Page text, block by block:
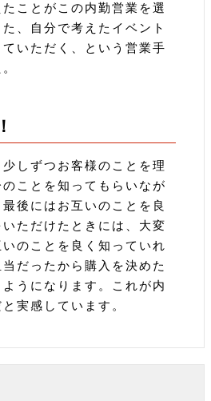
ことがこの内勤営業を選
、自分で考えたイベント
いただく、という営業手
しずつお客様のことを理
ことを知ってもらいなが
後にはお互いのことを良
ただけたときには、大変
のことを良く知っていれ
だったから購入を決めた
うになります。これが内
実感しています。